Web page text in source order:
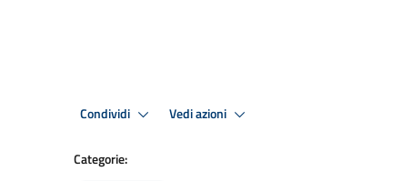
Condividi Vedi azioni
Categorie: